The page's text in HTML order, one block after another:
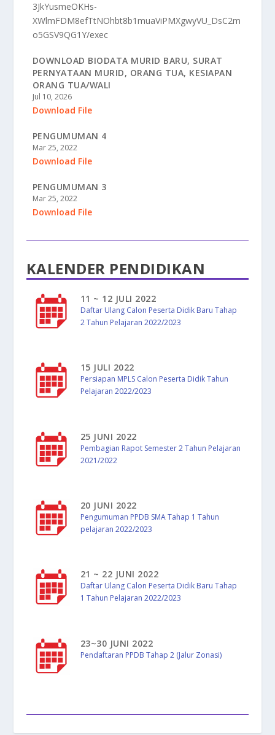
3JkYusmeOKHs-
XWlmFDM8efTtNOhbt8b1muaViPMXgwyVU_DsC2m
o5GSV9QG1Y/exec
DOWNLOAD BIODATA MURID BARU, SURAT
PERNYATAAN MURID, ORANG TUA, KESIAPAN
ORANG TUA/WALI
Jul 10, 2026
Download File
PENGUMUMAN 4
Mar 25, 2022
Download File
PENGUMUMAN 3
Mar 25, 2022
Download File
KALENDER PENDIDIKAN
11 ~ 12 JULI 2022
Daftar Ulang Calon Peserta Didik Baru Tahap
2 Tahun Pelajaran 2022/2023
15 JULI 2022
Persiapan MPLS Calon Peserta Didik Tahun
Pelajaran 2022/2023
25 JUNI 2022
Pembagian Rapot Semester 2 Tahun Pelajaran
2021/2022
20 JUNI 2022
Pengumuman PPDB SMA Tahap 1 Tahun
pelajaran 2022/2023
21 ~ 22 JUNI 2022
Daftar Ulang Calon Peserta Didik Baru Tahap
1 Tahun Pelajaran 2022/2023
23~30 JUNI 2022
Pendaftaran PPDB Tahap 2 (Jalur Zonasi)